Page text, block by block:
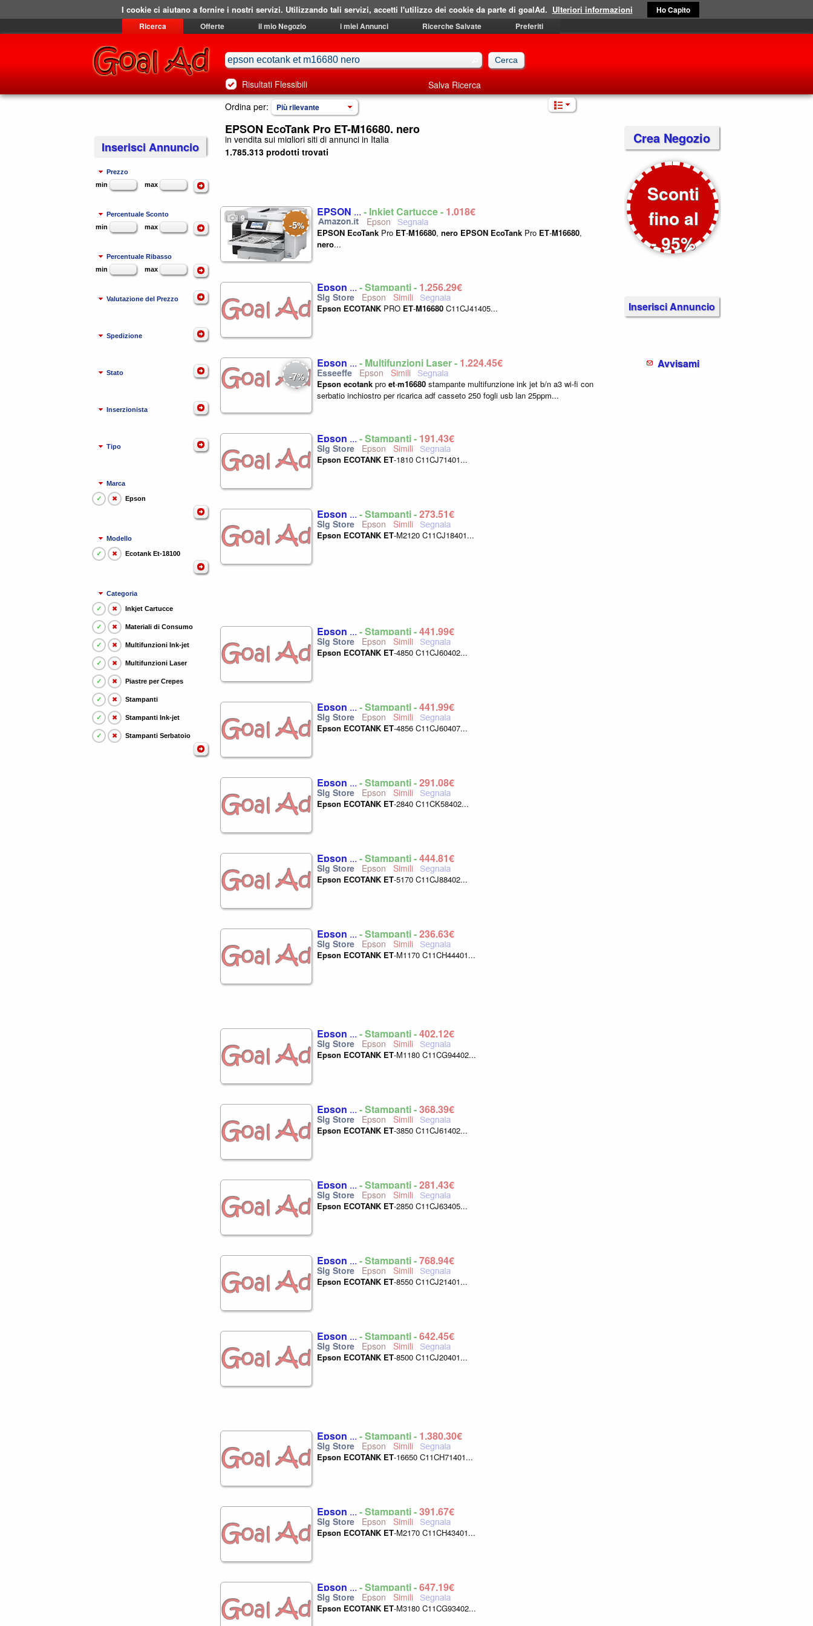
Ricerca Offerte il mio Negozio i miei Annunci Ricerche Salvate Preferiti
Risultati Flessibili
Salva Ricerca
Ordina per:
Più rilevante
EPSON EcoTank Pro ET-M16680, nero
in vendita sui migliori siti di annunci in Italia
1.785.313 prodotti trovati
Inserisci Annuncio
Prezzo
min
max
Percentuale Sconto
min
max
Percentuale Ribasso
min
max
Valutazione del Prezzo
Spedizione
Stato
Inserzionista
Tipo
Marca
✓ ✖ Epson
Modello
✓ ✖ Ecotank Et-18100
Categoria
✓ ✖ Inkjet Cartucce
✓ ✖ Materiali di Consumo
✓ ✖ Multifunzioni Ink-jet
✓ ✖ Multifunzioni Laser
✓ ✖ Piastre per Crepes
✓ ✖ Stampanti
✓ ✖ Stampanti Ink-jet
✓ ✖ Stampanti Serbatoio
9
-5%
EPSON ... - Inkjet Cartucce - 1.018€
Epson
EPSON EcoTank Pro ET-M16680, nero EPSON EcoTank Pro ET-M16680,
nero...
Epson ... - Stampanti - 1.256,29€
Epson
Epson ECOTANK PRO ET-M16680 C11CJ41405...
-7%
Epson ... - Multifunzioni Laser - 1.224,45€
Epson
Epson ecotank pro et-m16680 stampante multifunzione ink jet b/n a3 wi-fi con
serbatio inchiostro per ricarica adf casseto 250 fogli usb lan 25ppm...
Epson ... - Stampanti - 191,43€
Epson
Epson ECOTANK ET-1810 C11CJ71401...
Epson ... - Stampanti -273,51€
Epson
Epson ECOTANK ET-M2120 C11CJ18401...
Epson ... - Stampanti -441,99€
Epson
Epson ECOTANK ET-4850 C11CJ60402...
Epson ... - Stampanti -441,99€
Epson
Epson ECOTANK ET-4856 C11CJ60407...
Epson ... - Stampanti -291,08€
Epson
Epson ECOTANK ET-2840 C11CK58402...
Epson ... - Stampanti -444,81€
Epson
Epson ECOTANK ET-5170 C11CJ88402...
Epson ... - Stampanti -236,63€
Epson
Epson ECOTANK ET-M1170 C11CH44401...
Epson ... - Stampanti -402,12€
Epson
Epson ECOTANK ET-M1180 C11CG94402...
Epson ... - Stampanti -368,39€
Epson
Epson ECOTANK ET-3850 C11CJ61402...
Epson ... - Stampanti -281,43€
Epson
Epson ECOTANK ET-2850 C11CJ63405...
Epson ... - Stampanti -768,94€
Epson
Epson ECOTANK ET-8550 C11CJ21401...
Epson ... - Stampanti -642,45€
Epson
Epson ECOTANK ET-8500 C11CJ20401...
Epson ... - Stampanti - 1.380,30€
Epson
Epson ECOTANK ET-16650 C11CH71401...
Epson ... - Stampanti -391,67€
Epson
Epson ECOTANK ET-M2170 C11CH43401...
Epson ... - Stampanti -647,19€
Epson
Epson ECOTANK ET-M3180 C11CG93402...
Crea Negozio
Sconti
fino al
- 95%
Inserisci Annuncio
Avvisami
I cookie ci aiutano a fornire i nostri servizi. Utilizzando tali servizi, accetti l'utilizzo dei cookie da parte di goalAd. Ulteriori informazioni Ho Capito